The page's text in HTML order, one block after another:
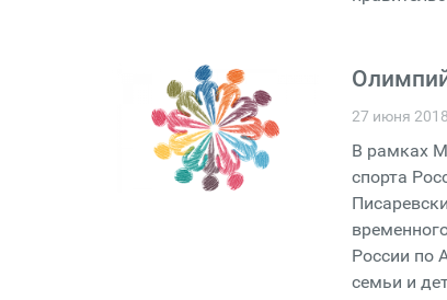
27 июня
В рамках
спорта
России по
семьи и